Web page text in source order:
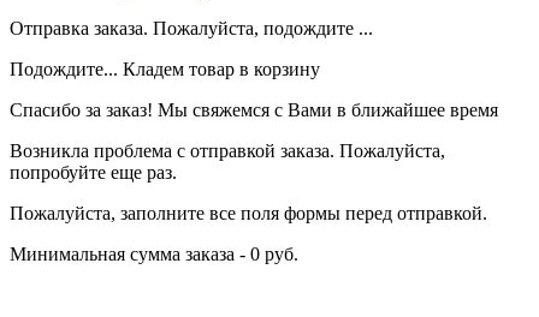
Отправка заказа. Пожалуйста, подождите ...
Подождите... Кладем товар в корзину
Спасибо за заказ! Мы свяжемся с Вами в ближайшее время
Возникла проблема с отправкой заказа. Пожалуйста,
попробуйте еще раз.
Пожалуйста, заполните все поля формы перед отправкой.
Минимальная сумма заказа - 0 руб.